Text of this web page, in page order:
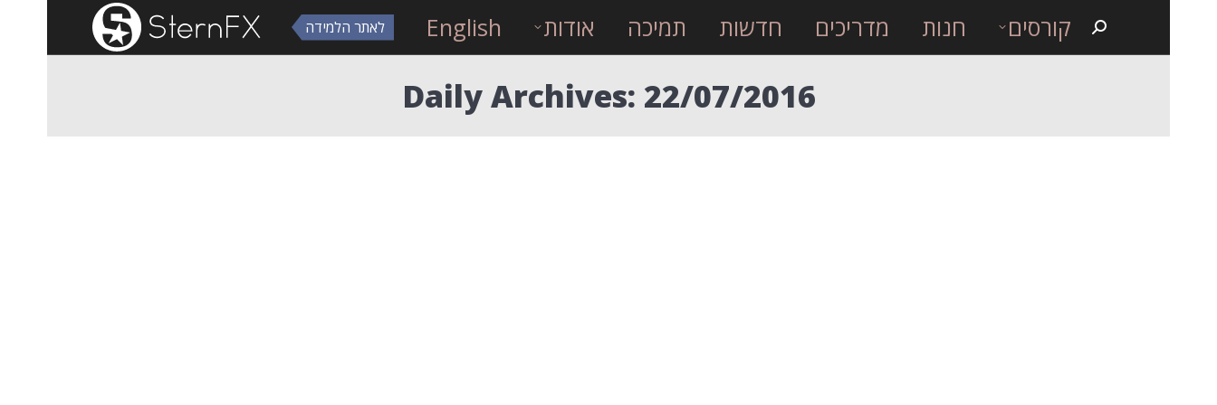
קורסים חנות מדריכים חדשות תמיכה אודות English לאתר הלמידה Search:
Daily Archives: 22/07/2016